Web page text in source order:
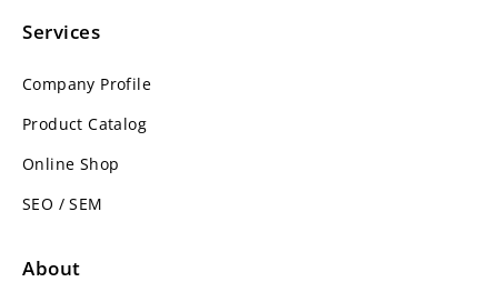
Services
Company Profile
Product Catalog
Online Shop
SEO / SEM
About